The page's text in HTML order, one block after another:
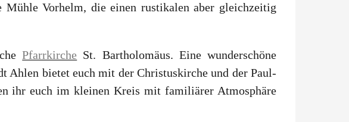
Vorhelm, die einen rustikalen aber gleichzeitig
Pfarrkirche St. Bartholomäus. Eine wunderschöne
Ahlen bietet euch mit der Christuskirche und der Paul-
ihr euch im kleinen Kreis mit familiärer Atmosphäre